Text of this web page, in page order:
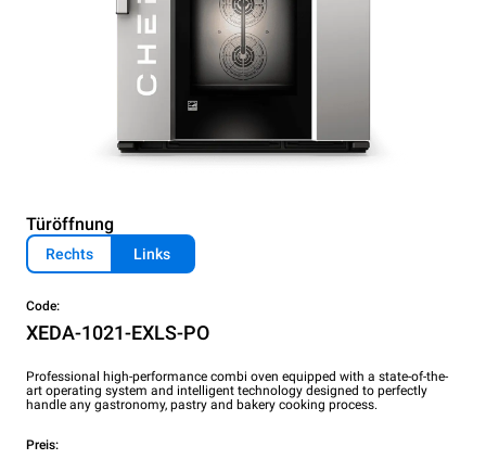
Türöffnung
Rechts Links
Code:
XEDA-1021-EXLS-PO
Professional high-performance combi oven equipped with a state-of-the-
art operating system and intelligent technology designed to perfectly
handle any gastronomy, pastry and bakery cooking process.
Preis: